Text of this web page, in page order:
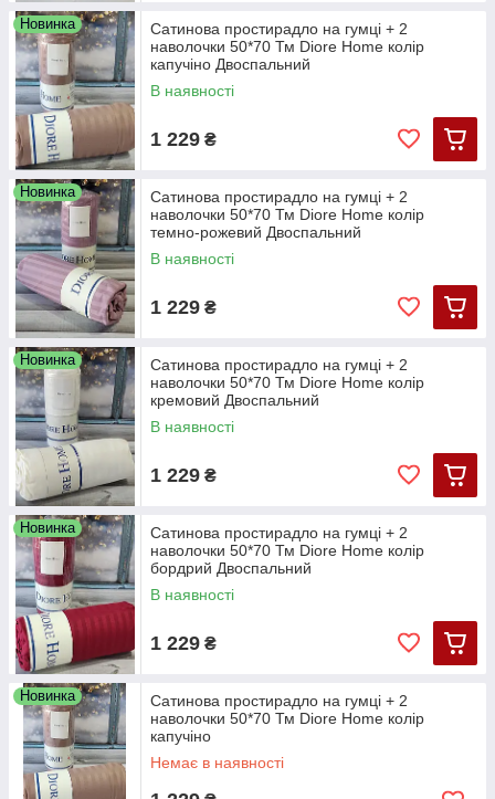
Новинка
Сатинова простирадло на гумці + 2
наволочки 50*70 Тм Diore Home колір
капучіно Двоспальний
В наявності
1 229 ₴
Новинка
Сатинова простирадло на гумці + 2
наволочки 50*70 Тм Diore Home колір
темно-рожевий Двоспальний
В наявності
1 229 ₴
Новинка
Сатинова простирадло на гумці + 2
наволочки 50*70 Тм Diore Home колір
кремовий Двоспальний
В наявності
1 229 ₴
Новинка
Сатинова простирадло на гумці + 2
наволочки 50*70 Тм Diore Home колір
бордрий Двоспальний
В наявності
1 229 ₴
Новинка
Сатинова простирадло на гумці + 2
наволочки 50*70 Тм Diore Home колір
капучіно
Немає в наявності